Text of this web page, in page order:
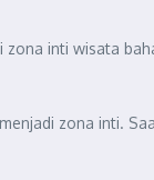
inti wisata
zona inti.